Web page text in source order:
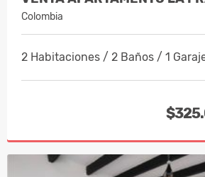
Colombia
2 Habitaciones / 2 Baños / 1